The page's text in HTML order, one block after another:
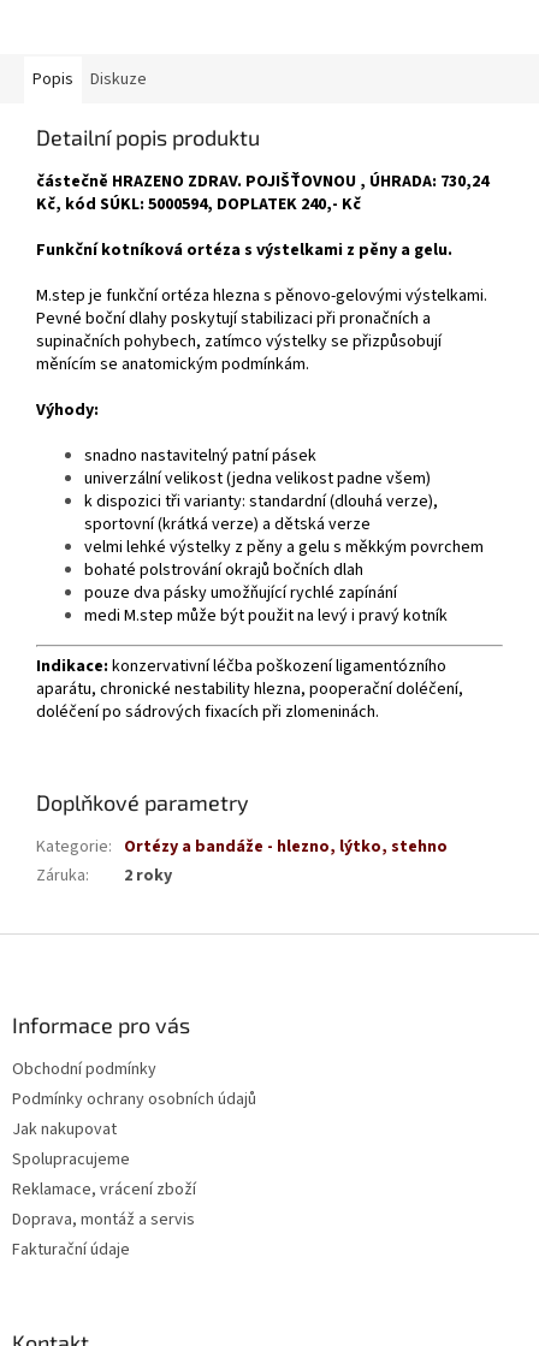
Popis Diskuze
Detailní popis produktu
částečně HRAZENO ZDRAV. POJIŠŤOVNOU , ÚHRADA: 730,24
Kč, kód SÚKL: 5000594, DOPLATEK 240,- Kč
Funkční kotníková ortéza s výstelkami z pěny a gelu.
M.step je funkční ortéza hlezna s pěnovo-gelovými výstelkami.
Pevné boční dlahy poskytují stabilizaci při pronačních a
supinačních pohybech, zatímco výstelky se přizpůsobují
měnícím se anatomickým podmínkám.
Výhody:
snadno nastavitelný patní pásek
univerzální velikost (jedna velikost padne všem)
k dispozici tři varianty: standardní (dlouhá verze),
sportovní (krátká verze) a dětská verze
velmi lehké výstelky z pěny a gelu s měkkým povrchem
bohaté polstrování okrajů bočních dlah
pouze dva pásky umožňující rychlé zapínání
medi M.step může být použit na levý i pravý kotník
Indikace: konzervativní léčba poškození ligamentózního
aparátu, chronické nestability hlezna, pooperační doléčení,
doléčení po sádrových fixacích při zlomeninách.
Doplňkové parametry
Kategorie: Ortézy a bandáže - hlezno, lýtko, stehno
Záruka: 2 roky
Informace pro vás
Obchodní podmínky
Podmínky ochrany osobních údajů
Jak nakupovat
Spolupracujeme
Reklamace, vrácení zboží
Doprava, montáž a servis
Fakturační údaje